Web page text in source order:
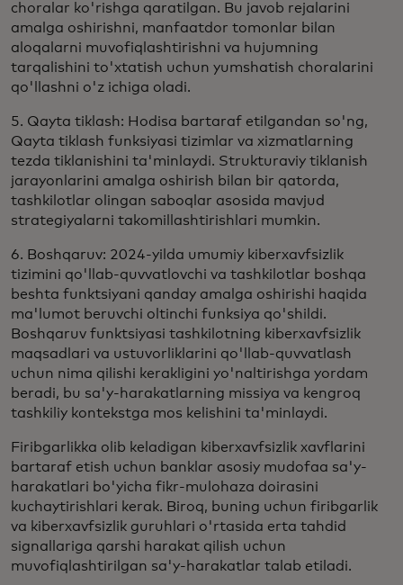
choralar ko'rishga qaratilgan. Bu javob rejalarini
amalga oshirishni, manfaatdor tomonlar bilan
aloqalarni muvofiqlashtirishni va hujumning
tarqalishini to'xtatish uchun yumshatish choralarini
qo'llashni o'z ichiga oladi.
5. Qayta tiklash: Hodisa bartaraf etilgandan so'ng,
Qayta tiklash funksiyasi tizimlar va xizmatlarning
tezda tiklanishini ta'minlaydi. Strukturaviy tiklanish
jarayonlarini amalga oshirish bilan bir qatorda,
tashkilotlar olingan saboqlar asosida mavjud
strategiyalarni takomillashtirishlari mumkin.
6. Boshqaruv: 2024-yilda umumiy kiberxavfsizlik
tizimini qo'llab-quvvatlovchi va tashkilotlar boshqa
beshta funktsiyani qanday amalga oshirishi haqida
ma'lumot beruvchi oltinchi funksiya qo'shildi.
Boshqaruv funktsiyasi tashkilotning kiberxavfsizlik
maqsadlari va ustuvorliklarini qo'llab-quvvatlash
uchun nima qilishi kerakligini yo'naltirishga yordam
beradi, bu sa'y-harakatlarning missiya va kengroq
tashkiliy kontekstga mos kelishini ta'minlaydi.
Firibgarlikka olib keladigan kiberxavfsizlik xavflarini
bartaraf etish uchun banklar asosiy mudofaa sa'y-
harakatlari bo'yicha fikr-mulohaza doirasini
kuchaytirishlari kerak. Biroq, buning uchun firibgarlik
va kiberxavfsizlik guruhlari o'rtasida erta tahdid
signallariga qarshi harakat qilish uchun
muvofiqlashtirilgan sa'y-harakatlar talab etiladi.